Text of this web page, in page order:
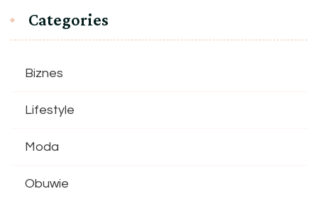
Categories
Biznes
Lifestyle
Moda
Obuwie